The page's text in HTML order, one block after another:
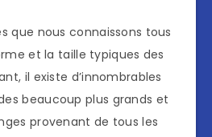
que nous connaissons tous
et la taille typiques des
il existe d’innombrables
beaucoup plus grands et
provenant de tous les